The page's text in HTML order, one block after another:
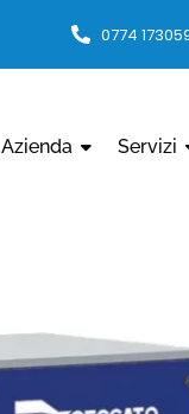
0774
Azienda Servizi